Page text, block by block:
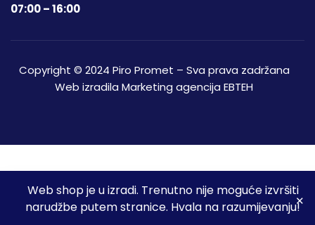
Web shop je u izradi. Trenutno nije moguće izvršiti
narudžbe putem stranice. Hvala na razumijevanju!
07:00 – 16:00
Copyright © 2024 Piro Promet – Sva prava zadržana
Web izradila Marketing agencija EBTEH
Moj račun